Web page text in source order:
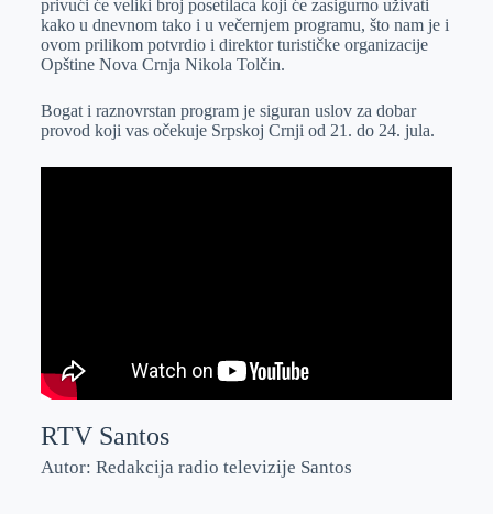
r
n
A
p
i
l
privući će veliki broj posetilaca koji će zasigurno uživati
kako u dnevnom tako i u večernjem programu, što nam je i
ovom prilikom potvrdio i direktor turističke organizacije
Opštine Nova Crnja Nikola Tolčin.
Bogat i raznovrstan program je siguran uslov za dobar
provod koji vas očekuje Srpskoj Crnji od 21. do 24. jula.
RTV Santos
Autor: Redakcija radio televizije Santos